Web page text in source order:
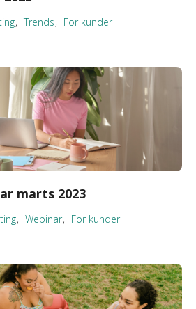
Trends For kunder
marts 2023
Webinar For kunder